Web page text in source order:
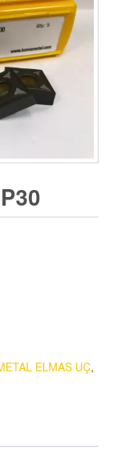
ELMAS UÇ,